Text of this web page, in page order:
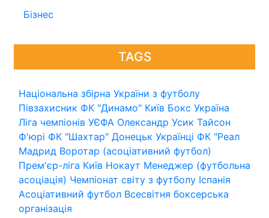
Бізнес
TAGS
Національна збірна України з футболу
Півзахисник ФК "Динамо" Київ Бокс Україна
Ліга чемпіонів УЄФА Олександр Усик Тайсон
Ф'юрі ФК "Шахтар" Донецьк Українці ФК "Реал
Мадрид Воротар (асоціативний футбол)
Прем'єр-ліга Київ Нокаут Менеджер (футбольна
асоціація) Чемпіонат світу з футболу Іспанія
Асоціативний футбол Всесвітня боксерська
організація